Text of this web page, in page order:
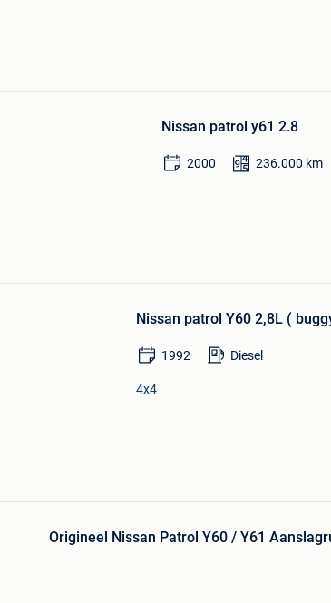
Nissan patrol y61 2.8
2000 236.000 km
Nissan patrol Y60 2,8L (
1992 Diesel
4x4
Origineel Nissan Patrol Y60 / Y61